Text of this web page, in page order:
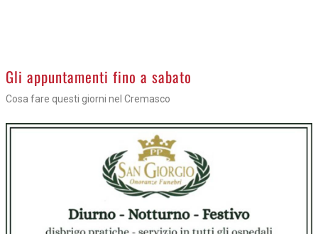
Gli appuntamenti fino a sabato
Cosa fare questi giorni nel Cremasco